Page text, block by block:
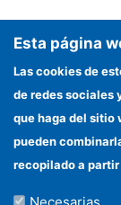
Esta página
Las cookies de
de redes sociales
que haga del sitio
pueden
recopilado a partir